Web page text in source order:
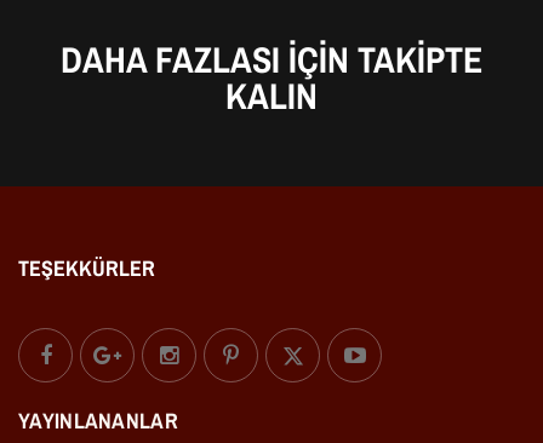
DAHA FAZLASI IÇIN TAKIPTE
KALIN
TEŞEKKÜRLER
YAYINLANANLAR